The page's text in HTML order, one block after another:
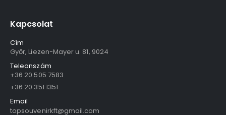
Kapcsolat
Cím
Győr, Liezen-Mayer u. 81, 9024
Teleonszám
+36 20 505 7583
+36 20 351 1351
Email
topsouvenirkft@gmail.com